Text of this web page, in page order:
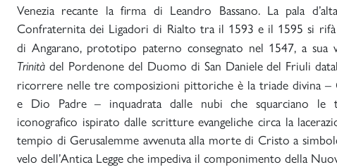
Venezia recante la firma di Leandro Bassano. La pala
Confraternita dei Ligadori di Rialto tra il 1593 e il 1595 si
di Angarano, prototipo paterno consegnato nel 1547, a sua
Trinità del Pordenone del Duomo di San Daniele del Friuli
ricorrere nelle tre composizioni pittoriche è la triade divina –
e Dio Padre – inquadrata dalle nubi che squarciano le
iconografico ispirato dalle scritture evangeliche circa la
tempio di Gerusalemme avvenuta alla morte di Cristo a
velo dell’Antica Legge che impediva il componimento della